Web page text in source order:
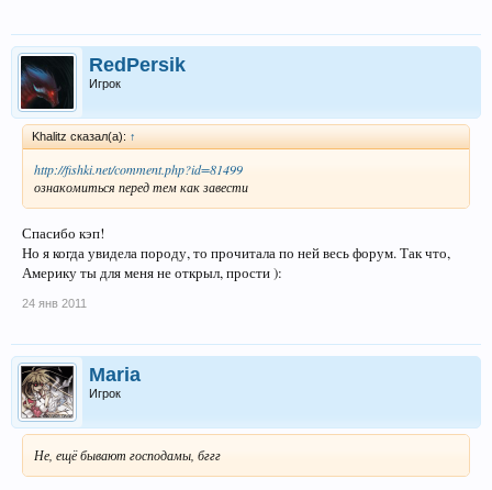
RedPersik
Игрок
Khalitz сказал(а): ↑
http://fishki.net/comment.php?id=81499
ознакомиться перед тем как завести
Спасибо кэп!
Но я когда увидела породу, то прочитала по ней весь форум. Так что,
Америку ты для меня не открыл, прости ):
24 янв 2011
Maria
Игрок
Не, ещё бывают господамы, бггг